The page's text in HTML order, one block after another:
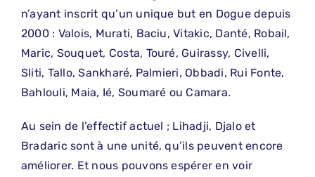
n’ayant inscrit qu’un unique but en Dogue depuis
2000 : Valois, Murati, Baciu, Vitakic, Danté, Robail,
Maric, Souquet, Costa, Touré, Guirassy, Civelli,
Sliti, Tallo, Sankharé, Palmieri, Obbadi, Rui Fonte,
Bahlouli, Maia, Ié, Soumaré ou Camara.
Au sein de l’effectif actuel ; Lihadji, Djalo et
Bradaric sont à une unité, qu’ils peuvent encore
améliorer. Et nous pouvons espérer en voir